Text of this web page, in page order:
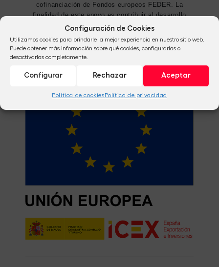
Configuración de Cookies
Utilizamos cookies para brindarle la mejor experiencia en nuestro sitio web.
Puede obtener más información sobre qué cookies, configurarlas o
desactivarlas completamente.
Aceptar
Rechazar
Configurar
Política de cookiesPolítica de privacidad
cofinanciación de Fondos europeos FEDER. La
finalidad de este apoyo es contribuir al desarrollo
internacional de la empresa y de su entorno.
Fondo Europeo de Desarrollo Regional
Una Manera de hacer Europa